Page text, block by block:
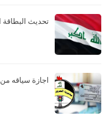
تحديث البطاقة
اجازة سياقه